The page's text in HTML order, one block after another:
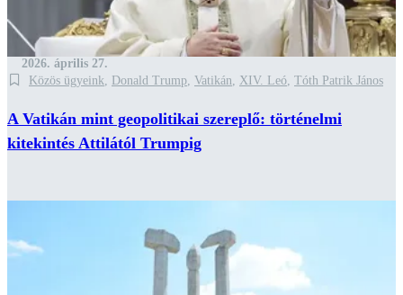
2026. április 27.
Közös ügyeink, Donald Trump, Vatikán, XIV. Leó, Tóth Patrik János
A Vatikán mint geopolitikai szereplő: történelmi
kitekintés Attilától Trumpig